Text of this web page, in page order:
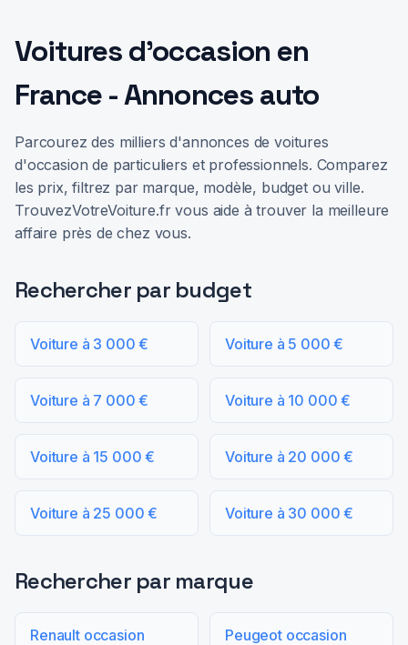
Voitures d'occasion en
France - Annonces auto
Parcourez des milliers d'annonces de voitures
d'occasion de particuliers et professionnels. Comparez
les prix, filtrez par marque, modèle, budget ou ville.
TrouvezVotreVoiture.fr vous aide à trouver la meilleure
affaire près de chez vous.
Rechercher par budget
Voiture à 3 000 € Voiture à 5 000 €
Voiture à 7 000 € Voiture à 10 000 €
Voiture à 15 000 € Voiture à 20 000 €
Voiture à 25 000 € Voiture à 30 000 €
Rechercher par marque
Renault occasion Peugeot occasion